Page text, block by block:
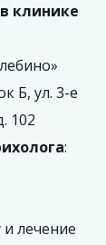
клинике
Б, ул. 3-е
102
:
лечение